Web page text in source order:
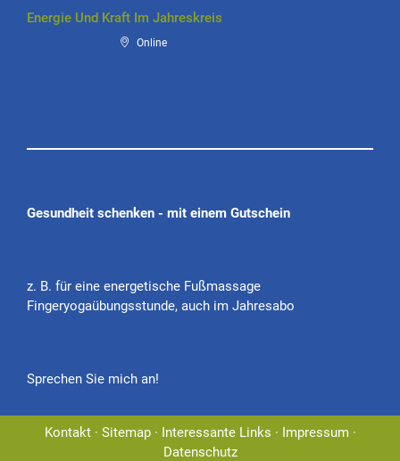
Energie Und Kraft Im Jahreskreis
Online
Gesundheit schenken - mit einem Gutschein
z. B. für eine energetische Fußmassage
Fingeryogaübungsstunde, auch im Jahresabo
Sprechen Sie mich an!
Kontakt· Sitemap· Interessante Links · Impressum·
Datenschutz